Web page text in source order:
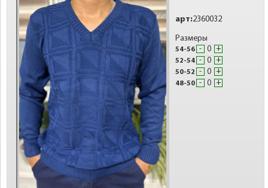
арт:2360032
Размеры
54-56 - +
52-54 - +
50-52 - +
48-50 - +